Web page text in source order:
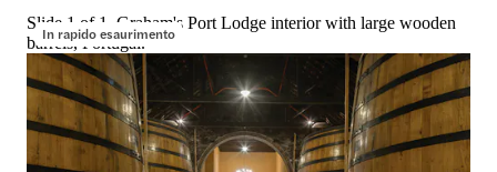
In rapido esaurimento
Slide 1 of 1, Graham's Port Lodge interior with large wooden
barrels, Portugal.